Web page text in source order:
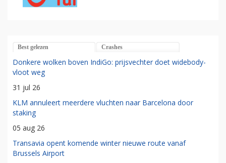
Best gelezen Crashes
Donkere wolken boven IndiGo: prijsvechter doet widebody-
vloot weg
31 jul 26
KLM annuleert meerdere vluchten naar Barcelona door
staking
05 aug 26
Transavia opent komende winter nieuwe route vanaf
Brussels Airport